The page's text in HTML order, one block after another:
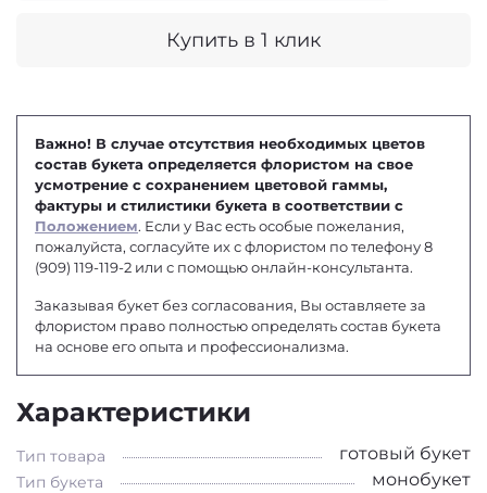
Купить в 1 клик
Важно! В случае отсутствия необходимых цветов
состав букета определяется флористом на свое
усмотрение с сохранением цветовой гаммы,
фактуры и стилистики букета в соответствии с
Положением. Если у Вас есть особые пожелания,
пожалуйста, согласуйте их с флористом по телефону 8
(909) 119-119-2 или с помощью онлайн-консультанта.
Заказывая букет без согласования, Вы оставляете за
флористом право полностью определять состав букета
на основе его опыта и профессионализма.
Характеристики
Тип товара готовый букет
Тип букета монобукет